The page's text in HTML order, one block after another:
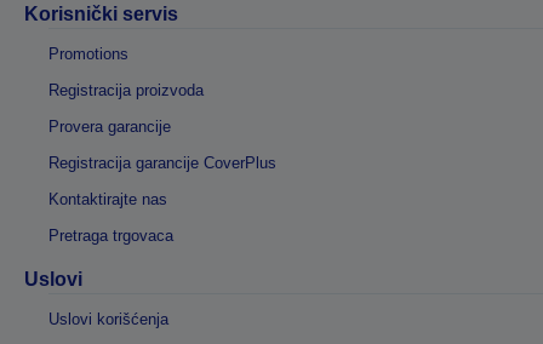
Korisnički servis
Promotions
Registracija proizvoda
Provera garancije
Registracija garancije CoverPlus
Kontaktirajte nas
Pretraga trgovaca
Uslovi
Uslovi korišćenja